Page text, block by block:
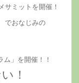
サミットを開催！
でおなじみの
」を開催！！
！